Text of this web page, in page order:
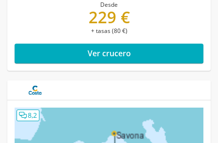
Desde
229 €
+ tasas (80 €)
Ver crucero
8,2